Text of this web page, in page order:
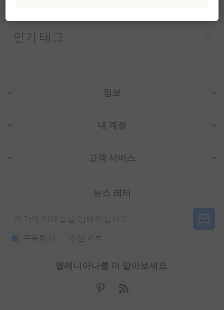
인기 태그
정보
내 계정
고객 서비스
뉴스 레터
구독하기 수신 거부
엘레니아나를 더 알아보세요.